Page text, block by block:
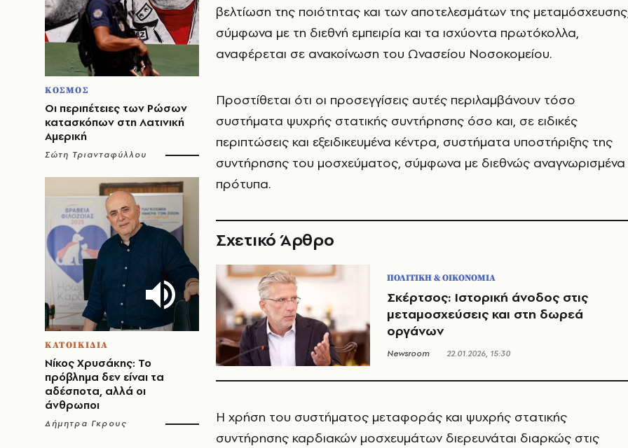
ΚΟΣΜΟΣ
Οι περιπέτειες των Ρώσων
κατασκόπων στη Λατινική
Αμερική
Σώτη Τριανταφύλλου
ΚΑΤΟΙΚΙΔΙΑ
Νίκος Χρυσάκης: Το
πρόβλημα δεν είναι τα
αδέσποτα, αλλά οι
άνθρωποι
Δήμητρα Γκρους
βελτίωση της ποιότητας και των αποτελεσμάτων της
σύμφωνα με τη διεθνή εμπειρία και τα ισχύοντα πρωτόκολλα,
αναφέρεται σε ανακοίνωση του Ωνασείου Νοσοκομείου.
Προστίθεται ότι οι προσεγγίσεις αυτές περιλαμβάνουν τόσο
συστήματα ψυχρής στατικής συντήρησης όσο και, σε ειδικές
περιπτώσεις και εξειδικευμένα κέντρα, συστήματα υποστήριξης της
συντήρησης του μοσχεύματος, σύμφωνα με διεθνώς αναγνωρισμένα
πρότυπα.
Σχετικό Άρθρο
ΠΟΛΙΤΙΚΗ & ΟΙΚΟΝΟΜΙΑ
Σκέρτσος: Ιστορική άνοδος στις
μεταμοσχεύσεις και στη δωρεά
οργάνων
Newsroom 22.01.2026, 15:30
Η χρήση του συστήματος μεταφοράς και ψυχρής στατικής
συντήρησης καρδιακών μοσχευμάτων διερευνάται διαρκώς στις